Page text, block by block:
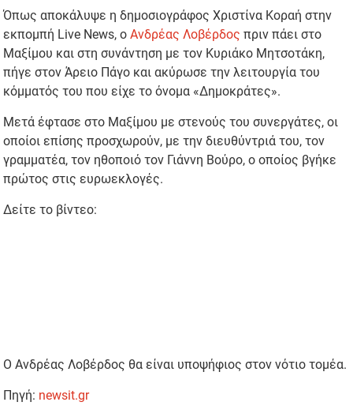
Όπως αποκάλυψε η δημοσιογράφος Χριστίνα Κοραή στην
εκπομπή Live News, οΑνδρέας Λοβέρδος πριν πάει στο
Μαξίμου και στη συνάντηση με τον Κυριάκο Μητσοτάκη,
πήγε στον Άρειο Πάγο και ακύρωσε την λειτουργία του
κόμματός του που είχε το όνομα «Δημοκράτες».
Μετά έφτασε στο Μαξίμου με στενούς του συνεργάτες, οι
οποίοι επίσης προσχωρούν, με την διευθύντριά του, τον
γραμματέα, τον ηθοποιό τον Γιάννη Βούρο, ο οποίος βγήκε
πρώτος στις ευρωεκλογές.
Δείτε το βίντεο:
Ο Ανδρέας Λοβέρδος θα είναι υποψήφιος στον νότιο τομέα.
Πηγή: newsit.gr